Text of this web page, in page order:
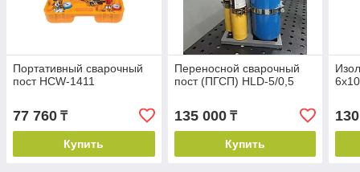
Портативный сварочный
пост HCW-1411
77 760 ₸
Купить
Переносной сварочный
пост (ПГСП) HLD-5/0,5
135 000₸
Купить
130